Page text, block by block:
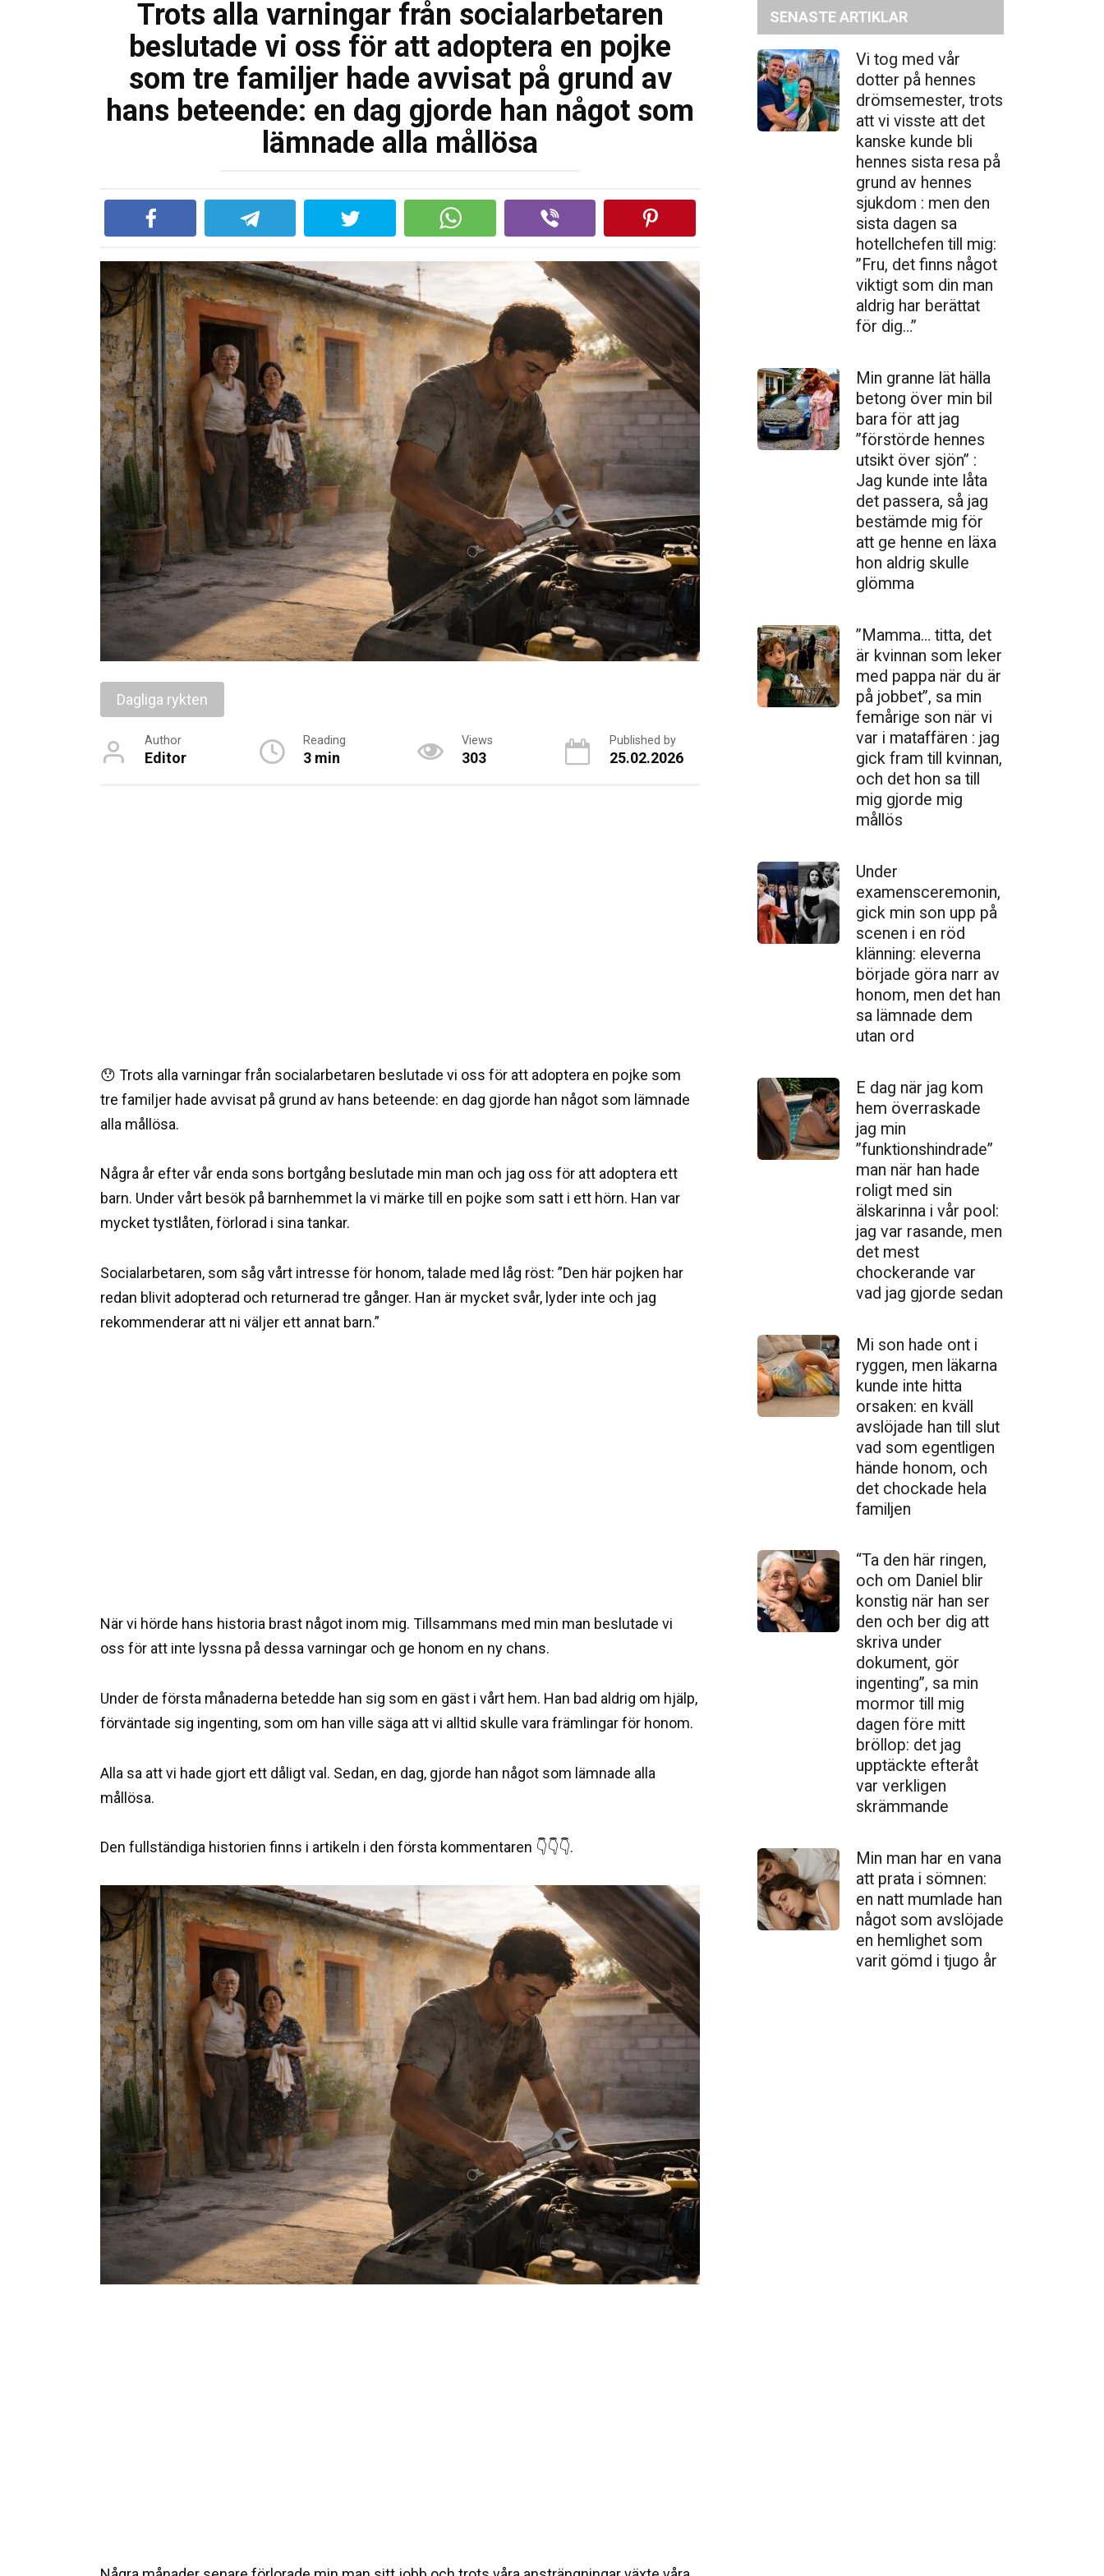
Trots alla varningar från socialarbetaren
beslutade vi oss för att adoptera en pojke
som tre familjer hade avvisat på grund av
hans beteende: en dag gjorde han något som
lämnade alla mållösa
Dagliga rykten
Author
Editor
Reading
3 min
Views
303
Published by
25.02.2026
😯 Trots alla varningar från socialarbetaren beslutade vi oss för att adoptera en pojke som
tre familjer hade avvisat på grund av hans beteende: en dag gjorde han något som lämnade
alla mållösa.
Några år efter vår enda sons bortgång beslutade min man och jag oss för att adoptera ett
barn. Under vårt besök på barnhemmet la vi märke till en pojke som satt i ett hörn. Han var
mycket tystlåten, förlorad i sina tankar.
Socialarbetaren, som såg vårt intresse för honom, talade med låg röst: ”Den här pojken har
redan blivit adopterad och returnerad tre gånger. Han är mycket svår, lyder inte och jag
rekommenderar att ni väljer ett annat barn.”
När vi hörde hans historia brast något inom mig. Tillsammans med min man beslutade vi
oss för att inte lyssna på dessa varningar och ge honom en ny chans.
Under de första månaderna betedde han sig som en gäst i vårt hem. Han bad aldrig om hjälp,
förväntade sig ingenting, som om han ville säga att vi alltid skulle vara främlingar för honom.
Alla sa att vi hade gjort ett dåligt val. Sedan, en dag, gjorde han något som lämnade alla
mållösa.
Den fullständiga historien finns i artikeln i den första kommentaren 👇👇👇.
SENASTE ARTIKLAR
Vi tog med vår
dotter på hennes
drömsemester, trots
att vi visste att det
kanske kunde bli
hennes sista resa på
grund av hennes
sjukdom : men den
sista dagen sa
hotellchefen till mig:
”Fru, det finns något
viktigt som din man
aldrig har berättat
för dig…”
Min granne lät hälla
betong över min bil
bara för att jag
”förstörde hennes
utsikt över sjön” :
Jag kunde inte låta
det passera, så jag
bestämde mig för
att ge henne en läxa
hon aldrig skulle
glömma
”Mamma… titta, det
är kvinnan som leker
med pappa när du är
på jobbet”, sa min
femårige son när vi
var i mataffären : jag
gick fram till kvinnan,
och det hon sa till
mig gjorde mig
mållös
Under
examensceremonin,
gick min son upp på
scenen i en röd
klänning: eleverna
började göra narr av
honom, men det han
sa lämnade dem
utan ord
E dag när jag kom
hem överraskade
jag min
”funktionshindrade”
man när han hade
roligt med sin
älskarinna i vår pool:
jag var rasande, men
det mest
chockerande var
vad jag gjorde sedan
Mi son hade ont i
ryggen, men läkarna
kunde inte hitta
orsaken: en kväll
avslöjade han till slut
vad som egentligen
hände honom, och
det chockade hela
familjen
“Ta den här ringen,
och om Daniel blir
konstig när han ser
den och ber dig att
skriva under
dokument, gör
ingenting”, sa min
mormor till mig
dagen före mitt
bröllop: det jag
upptäckte efteråt
var verkligen
skrämmande
Min man har en vana
att prata i sömnen:
en natt mumlade han
något som avslöjade
en hemlighet som
varit gömd i tjugo år